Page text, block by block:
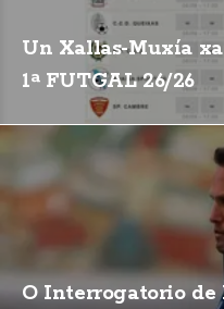
Un Xallas-Muxía
1ª FUTGAL 26/26
O Interrogatorio de